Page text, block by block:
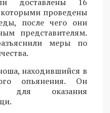
доставлены 16
которыми проведены
после чего они
представителям.
меры по
находившийся в
опьянения. Он
для оказания